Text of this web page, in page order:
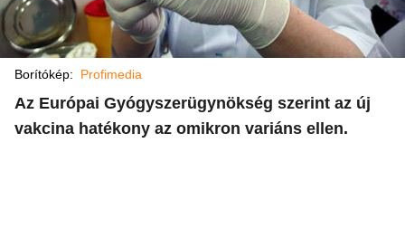
Borítókép: Profimedia
Az Európai Gyógyszerügynökség szerint az új
vakcina hatékony az omikron variáns ellen.